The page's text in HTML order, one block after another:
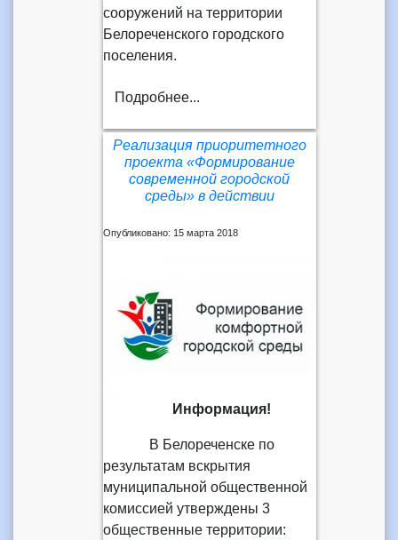
сооружений на территории
Белореченского городского
поселения.
Подробнее...
Реализация приоритетного
проекта «Формирование
современной городской
среды» в действии
Опубликовано: 15 марта 2018
Информация!
В Белореченске по
результатам вскрытия
муниципальной общественной
комиссией утверждены 3
общественные территории: